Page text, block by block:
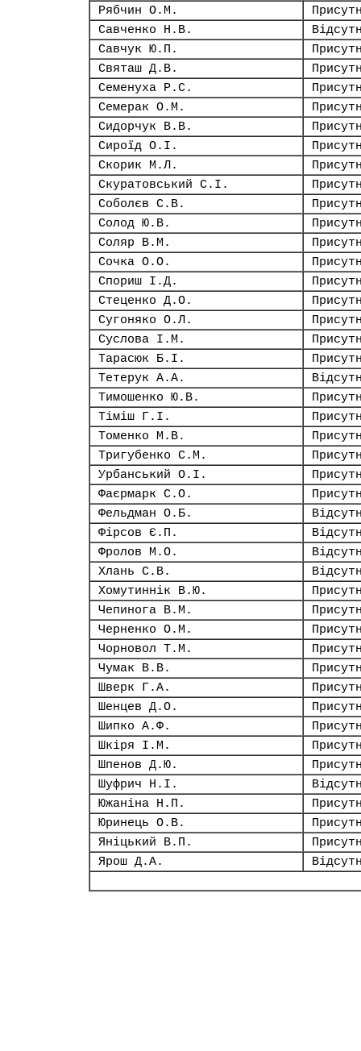
Рябчин О.М.
Савченко Н.В.
Савчук Ю.П.
Святаш Д.В.
Семенуха Р.С.
Семерак О.М.
Сидорчук В.В.
Сироїд О.І.
Скорик М.Л.
Скуратовський С.І.
Соболєв С.В.
Солод Ю.В.
Соляр В.М.
Сочка О.О.
Спориш І.Д.
Стеценко Д.О.
Сугоняко О.Л.
Суслова І.М.
Тарасюк Б.І.
Тетерук А.А.
Тимошенко Ю.В.
Тіміш Г.І.
Томенко М.В.
Тригубенко С.М.
Урбанський О.І.
Фаєрмарк С.О.
Фельдман О.Б.
Фірсов Є.П.
Фролов М.О.
Хлань С.В.
Хомутиннік В.Ю.
Чепинога В.М.
Черненко О.М.
Чорновол Т.М.
Чумак В.В.
Шверк Г.А.
Шенцев Д.О.
Шипко А.Ф.
Шкіря І.М.
Шпенов Д.Ю.
Шуфрич Н.І.
Южаніна Н.П.
Юринець О.В.
Яніцький В.П.
Ярош Д.А.